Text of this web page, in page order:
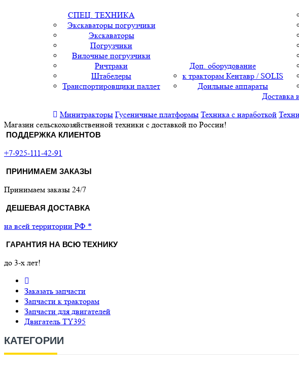
СПЕЦ. ТЕХНИКА
Экскаваторы погрузчики
Экскаваторы
Погрузчики
Вилочные погрузчики
Ричтраки
Штабелеры
Транспортировщики паллет
Доп. оборудование
к тракторам Кентавр / SOLIS
Доильные аппараты
Доставка
Минитракторы Гусеничные платформы Техника с наработкой
Магазин сельскохозяйственной техники с доставкой по России!
ПОДДЕРЖКА КЛИЕНТОВ
+7-925-111-42-91
ПРИНИМАЕМ ЗАКАЗЫ
Принимаем заказы 24/7
ДЕШЕВАЯ ДОСТАВКА
на всей территории РФ *
ГАРАНТИЯ НА ВСЮ ТЕХНИКУ
до 3-х лет!
Заказать запчасти
Запчасти к тракторам
Запчасти для двигателей
Двигатель TY395
КАТЕГОРИИ